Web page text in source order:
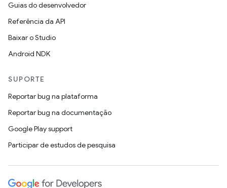
Guias do desenvolvedor
Referência da API
Baixar o Studio
Android NDK
SUPORTE
Reportar bug na plataforma
Reportar bug na documentação
Google Play support
Participar de estudos de pesquisa